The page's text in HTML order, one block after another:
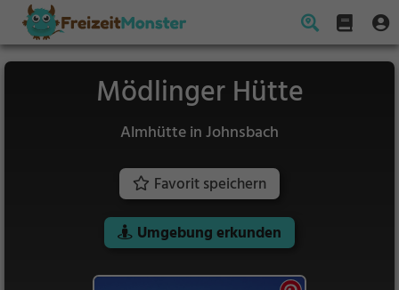
Mödlinger Hütte
Almhütte in Johnsbach
Favorit speichern
Umgebung erkunden